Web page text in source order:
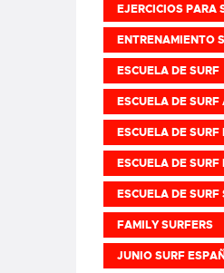
EJERCICIOS PARA
ENTRENAMIENTO
ESCUELA DE SURF
ESCUELA DE
ESCUELA DE SURF
ESCUELA DE
ESCUELA DE
FAMILY SURFERS
JUNIO SURF